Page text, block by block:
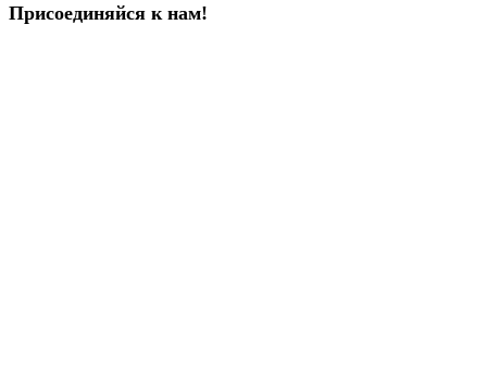
Присоединяйся к нам!